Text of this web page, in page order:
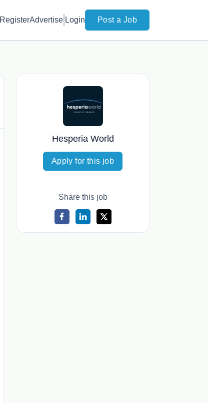
RegisterAdvertise Login Post a Job
Hesperia World
Apply for this job
Share this job